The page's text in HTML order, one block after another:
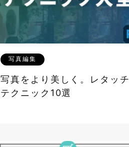
写真編集
写真をより美しく。レタッチ
テクニック10選